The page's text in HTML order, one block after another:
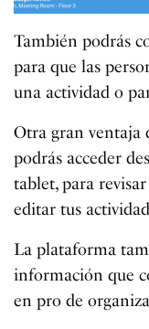
También podrás
para que las
una actividad o
Otra gran ventaja
podrás acceder
tablet, para
editar tus
La plataforma
información que
en pro de